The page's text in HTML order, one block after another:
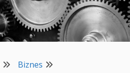
Biznes